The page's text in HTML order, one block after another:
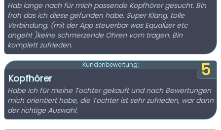
Hab lange nach für mich passende Kopfhörer gesucht. Bin
froh das ich diese gefunden habe. Super Klang, tolle
Verbindung, (mit der App steuerbar was Equalizer etc
angeht )keine schmerzende Ohren vom tragen. Bin
komplett zufrieden.
5
Kundenbewertung:
Kopfhörer
Habe ich für meine Tochter gekauft und nach Bewertungen
mich orientiert habe, die Tochter ist sehr zufrieden, war dann
der richtige Auswahl.